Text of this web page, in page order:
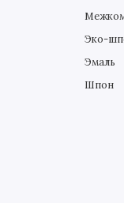
Эко-
Эмаль
Шпон